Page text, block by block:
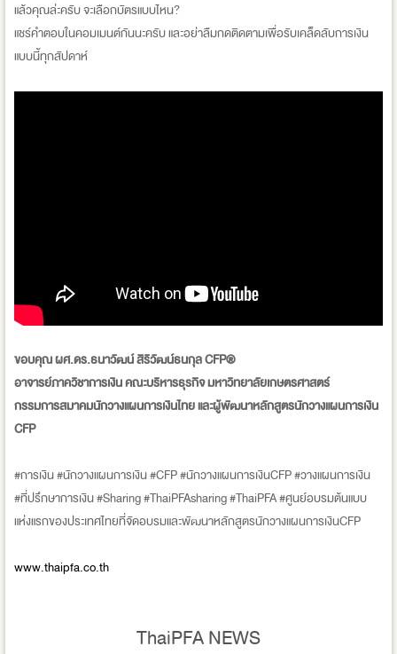
แล้วคุณล่ะครับ จะเลือกบัตรแบบไหน?
แชร์คำตอบในคอมเมนต์กันนะครับ และอย่าลืมกดติดตามเพื่อรับเคล็ดลับการเงิน
แบบนี้ทุกสัปดาห์
ขอบคุณ ผศ.ดร.ธนาวัฒน์ สิริวัฒน์ธนกุล CFP®
อาจารย์ภาควิชาการเงิน คณะบริหารธุรกิจ มหาวิทยาลัยเกษตรศาสตร์
กรรมการสมาคมนักวางแผนการเงินไทย และผู้พัฒนาหลักสูตรนักวางแผนการเงิน
CFP
#การเงิน #นักวางแผนการเงิน #CFP #นักวางแผนการเงินCFP #วางแผนการเงิน
#ที่ปรึกษาการเงิน #Sharing #ThaiPFAsharing #ThaiPFA #ศูนย์อบรมต้นแบบ
แห่งแรกของประเทศไทยที่จัดอบรมและพัฒนาหลักสูตรนักวางแผนการเงินCFP
www.thaipfa.co.th
ThaiPFA NEWS